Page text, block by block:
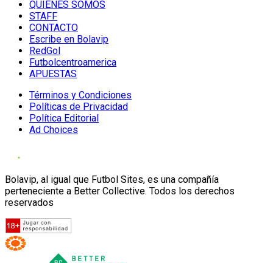
QUIENES SOMOS
STAFF
CONTACTO
Escribe en Bolavip
RedGol
Futbolcentroamerica
APUESTAS
Términos y Condiciones
Políticas de Privacidad
Política Editorial
Ad Choices
Bolavip, al igual que Futbol Sites, es una compañía
perteneciente a Better Collective. Todos los derechos
reservados